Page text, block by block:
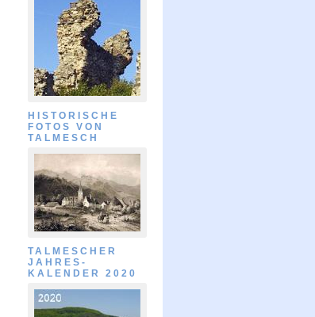
HISTORISCHE
FOTOS VON
TALMESCH
TALMESCHER
JAHRES-
KALENDER 2020